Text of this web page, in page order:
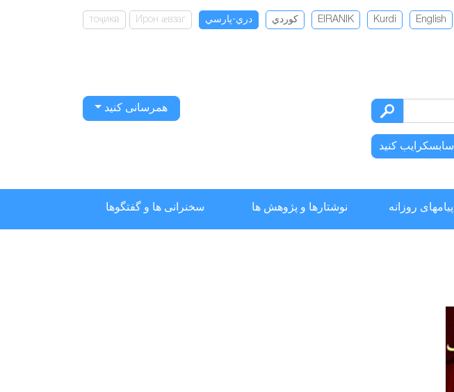
English
Kurdi
EIRANIK كوردي دري-پارسي Ирон ӕвзаг
тоҷикӣ
سابسکرایب کنید
همرسانی کنید
پیامهای روزانه نوشتارها و پژوهش ها سخنرانی ها و گفتگوها